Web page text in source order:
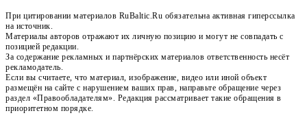
При цитировании материалов RuBaltic.Ru обязательна активная гиперссылка
на источник.
Материалы авторов отражают их личную позицию и могут не совпадать с
позицией редакции.
За содержание рекламных и партнёрских материалов ответственность несёт
рекламодатель.
Если вы считаете, что материал, изображение, видео или иной объект
размещён на сайте с нарушением ваших прав, направьте обращение через
раздел «Правообладателям». Редакция рассматривает такие обращения в
приоритетном порядке.